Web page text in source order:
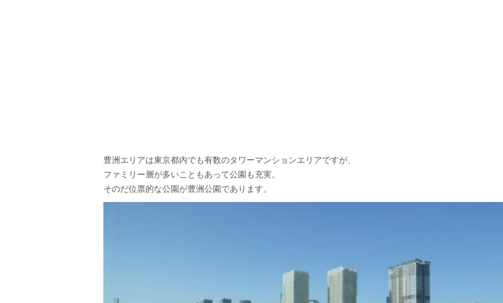
豊洲エリアは東京都内でも有数のタワーマンションエリアですが、
ファミリー層が多いこともあって公園も充実。
そのだ位票的な公園が豊洲公園であります。